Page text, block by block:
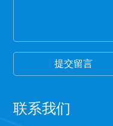
联系我们
提交留言